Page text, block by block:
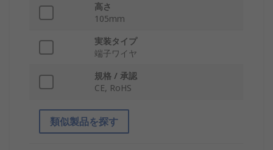
高さ
105mm
実装タイプ
端子ワイヤ
規格 / 承認
CE, RoHS
類似製品を探す